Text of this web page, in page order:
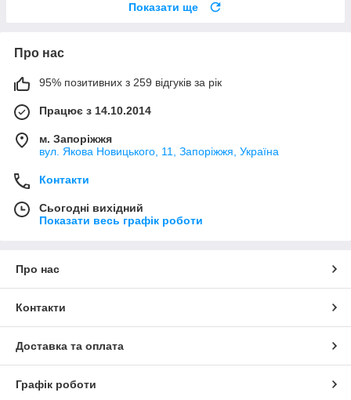
Показати ще
Про нас
95% позитивних з 259 відгуків за рік
Працює з 14.10.2014
м. Запоріжжя
вул. Якова Новицького, 11, Запоріжжя, Україна
Контакти
Сьогодні вихідний
Показати весь графік роботи
Про нас
Контакти
Доставка та оплата
Графік роботи